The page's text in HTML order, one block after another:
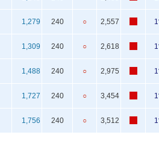
1,279 240 ○ 2,557
1,309 240 ○ 2,618
1,488 240 ○ 2,975
1,727 240 ○ 3,454
1,756 240 ○ 3,512